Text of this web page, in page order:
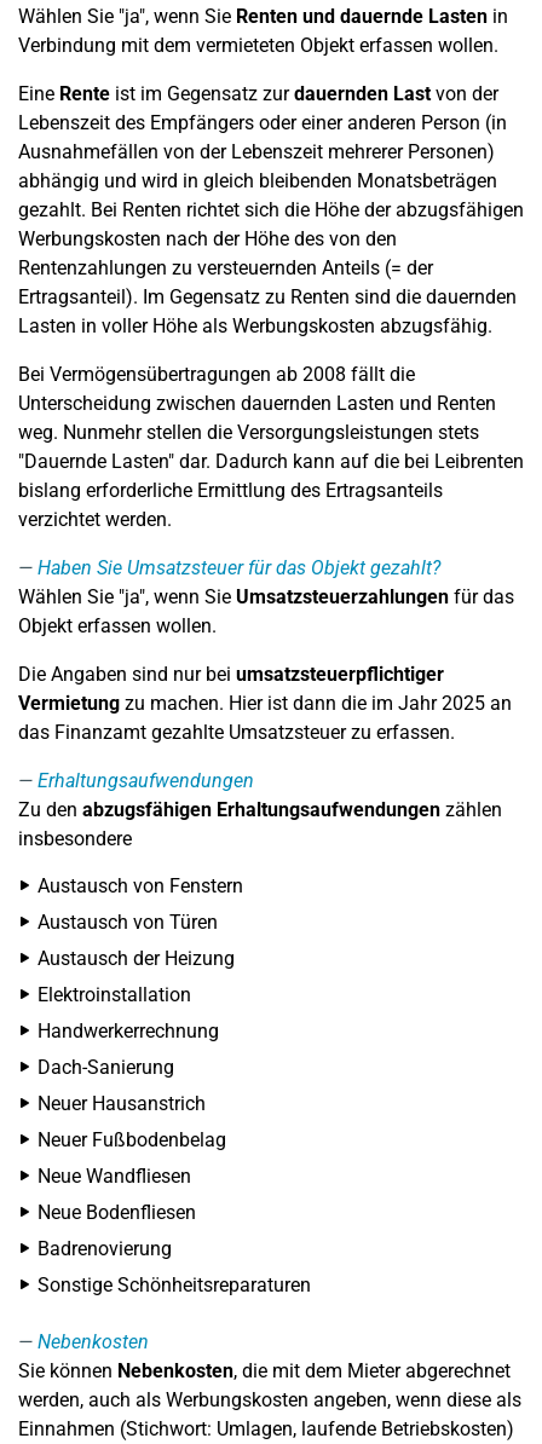
Wählen Sie "ja", wenn Sie Renten und dauernde Lasten in
Verbindung mit dem vermieteten Objekt erfassen wollen.
Eine Rente ist im Gegensatz zurdauernden Lastvon der
Lebenszeit des Empfängers oder einer anderen Person (in
Ausnahmefällen von der Lebenszeit mehrerer Personen)
abhängig und wird in gleich bleibenden Monatsbeträgen
gezahlt. Bei Renten richtet sich die Höhe der abzugsfähigen
Werbungskosten nach der Höhe des von den
Rentenzahlungen zu versteuernden Anteils (= der
Ertragsanteil). Im Gegensatz zu Renten sind die dauernden
Lasten in voller Höhe als Werbungskosten abzugsfähig.
Bei Vermögensübertragungen ab 2008 fällt die
Unterscheidung zwischen dauernden Lasten und Renten
weg. Nunmehr stellen die Versorgungsleistungen stets
"Dauernde Lasten" dar. Dadurch kann auf die bei Leibrenten
bislang erforderliche Ermittlung des Ertragsanteils
verzichtet werden.
Haben Sie Umsatzsteuer für das Objekt gezahlt?
Wählen Sie "ja", wenn Sie Umsatzsteuerzahlungen für das
Objekt erfassen wollen.
Die Angaben sind nur bei umsatzsteuerpflichtiger
Vermietung zu machen. Hier ist dann die im Jahr 2025 an
das Finanzamt gezahlte Umsatzsteuer zu erfassen.
Erhaltungsaufwendungen
Zu den abzugsfähigen Erhaltungsaufwendungen zählen
insbesondere
Austausch von Fenstern
Austausch von Türen
Austausch der Heizung
Elektroinstallation
Handwerkerrechnung
Dach-Sanierung
Neuer Hausanstrich
Neuer Fußbodenbelag
Neue Wandfliesen
Neue Bodenfliesen
Badrenovierung
Sonstige Schönheitsreparaturen
Nebenkosten
Sie können Nebenkosten, die mit dem Mieter abgerechnet
werden, auch als Werbungskosten angeben, wenn diese als
Einnahmen (Stichwort: Umlagen, laufende Betriebskosten)